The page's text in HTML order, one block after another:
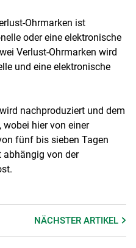
Ohrmarken ist
oder eine elektronische
Verlust-Ohrmarken wird
und eine elektronische
nachproduziert und dem
hier von einer
fünf bis sieben Tagen
abhängig von der
NÄCHSTERARTIKEL